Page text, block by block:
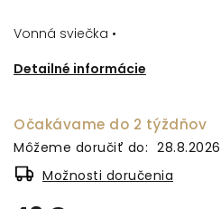
Vonná sviečka •
Detailné informácie
Očakávame do 2 týždňov
Môžeme doručiť do: 28.8.2026
Možnosti doručenia